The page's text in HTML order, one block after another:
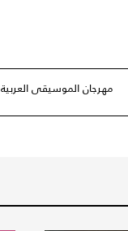
مهرجان الموسيقى العربية